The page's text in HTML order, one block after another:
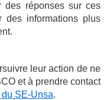
des réponses sur ces
des informations plus
leur action de ne
et à prendre contact
SE-Unsa.